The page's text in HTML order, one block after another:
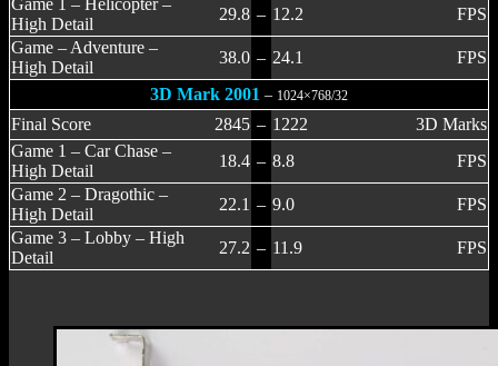
High Detail
29.8 – 12.2
FPS
Game – Adventure –
High Detail
38.0 – 24.1
FPS
3D Mark 2001 – 1024×768/32
Final Score 2845 – 1222
3D Marks
Game 1 – Car Chase –
High Detail
18.4 – 8.8
FPS
Game 2 – Dragothic –
High Detail
22.1 – 9.0
FPS
Game 3 – Lobby – High
Detail
27.2 – 11.9 FPS